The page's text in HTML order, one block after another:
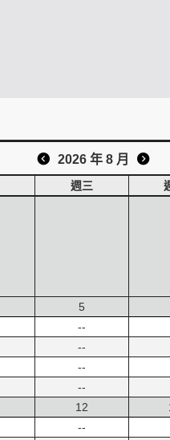
2026 年 8 月
週三
5
--
--
--
--
12
--